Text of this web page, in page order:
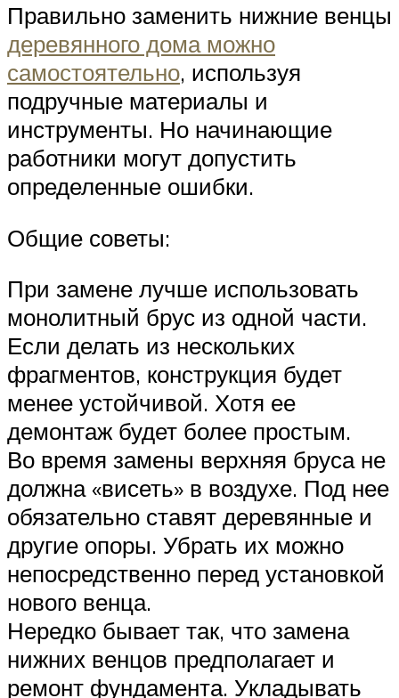
Правильно заменить нижние венцы
деревянного дома можно
самостоятельно, используя
подручные материалы и
инструменты. Но начинающие
работники могут допустить
определенные ошибки.
Общие советы:
При замене лучше использовать
монолитный брус из одной части.
Если делать из нескольких
фрагментов, конструкция будет
менее устойчивой. Хотя ее
демонтаж будет более простым.
Во время замены верхняя бруса не
должна «висеть» в воздухе. Под нее
обязательно ставят деревянные и
другие опоры. Убрать их можно
непосредственно перед установкой
нового венца.
Нередко бывает так, что замена
нижних венцов предполагает и
ремонт фундамента. Укладывать